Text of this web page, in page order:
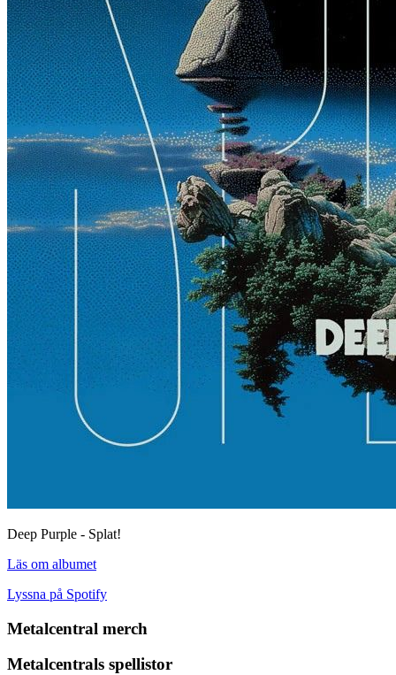
Deep Purple - Splat!
Läs om albumet
Lyssna på Spotify
Metalcentral merch
Metalcentrals spellistor